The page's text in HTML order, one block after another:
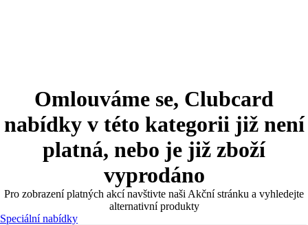
Omlouváme se, Clubcard
nabídky v této kategorii již není
platná, nebo je již zboží
vyprodáno
Pro zobrazení platných akcí navštivte naši Akční stránku a vyhledejte
alternativní produkty
Speciální nabídky